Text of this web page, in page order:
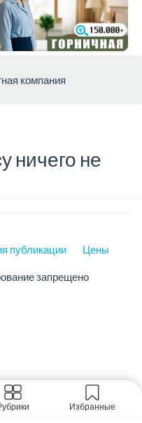
компания
ничего не
публикации Цены
запрещено
Избранные